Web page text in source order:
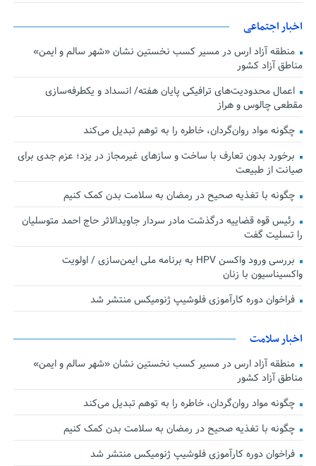
اخبار اجتماعی
منطقه آزاد ارس در مسیر کسب نخستین نشان «شهر سالم و ایمن»
مناطق آزاد کشور
اعمال محدودیت‌های ترافیکی پایان هفته/ انسداد و یکطرفه‌سازی
مقطعی چالوس و هراز
چگونه مواد روان‌گردان، خاطره را به توهم تبدیل می‌کند
برخورد بدون تعارف با ساخت‌ و سازهای غیرمجاز در یزد؛ عزم جدی برای
صیانت از طبیعت
چگونه با تغذیه صحیح در رمضان به سلامت بدن کمک کنیم
رئیس قوه قضاییه درگذشت مادر سردار جاویدالاثر حاج احمد متوسلیان
را تسلیت گفت
بررسی ورود واکسن HPV به برنامه ملی ایمن‌سازی / اولویت
واکسیناسیون با زنان
فراخوان دوره کارآموزی فلوشیپ ژنومیکس منتشر شد
اخبار سلامت
منطقه آزاد ارس در مسیر کسب نخستین نشان «شهر سالم و ایمن»
مناطق آزاد کشور
چگونه مواد روان‌گردان، خاطره را به توهم تبدیل می‌کند
چگونه با تغذیه صحیح در رمضان به سلامت بدن کمک کنیم
فراخوان دوره کارآموزی فلوشیپ ژنومیکس منتشر شد